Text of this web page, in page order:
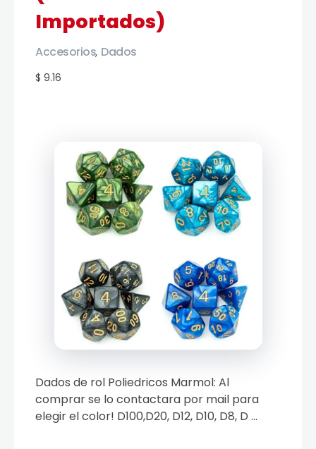
Importados)
$ 9.16
Accesorios, Dados
Dados de rol Poliedricos Marmol: Al
comprar se lo contactara por mail para
elegir el color! D100,D20, D12, D10, D8, D ...